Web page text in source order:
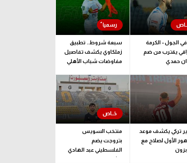
الجول - الكرمة
يقترب من ضم
حمدي
سبعة شروط.. تطبيق
زملكاوي يكشف تفاصيل
مفاوضات شباب الأهلي
تركي يكشف موعد
الأول لصلاح مع
منتخب السويس
بتروجت يضم
الفلسطيني عبد الهادي
راشد